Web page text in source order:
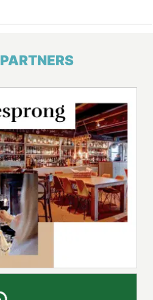
PARTNERS